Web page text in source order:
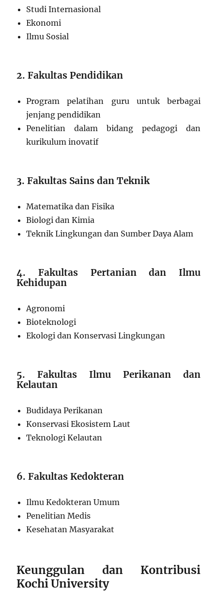
Studi Internasional
Ekonomi
Ilmu Sosial
2. Fakultas Pendidikan
Program pelatihan guru untuk berbagai
jenjang pendidikan
Penelitian dalam bidang pedagogi dan
kurikulum inovatif
3. Fakultas Sains dan Teknik
Matematika dan Fisika
Biologi dan Kimia
Teknik Lingkungan dan Sumber Daya Alam
4. Fakultas Pertanian dan Ilmu
Kehidupan
Agronomi
Bioteknologi
Ekologi dan Konservasi Lingkungan
5. Fakultas Ilmu Perikanan dan
Kelautan
Budidaya Perikanan
Konservasi Ekosistem Laut
Teknologi Kelautan
6. Fakultas Kedokteran
Ilmu Kedokteran Umum
Penelitian Medis
Kesehatan Masyarakat
Keunggulan dan Kontribusi
Kochi University